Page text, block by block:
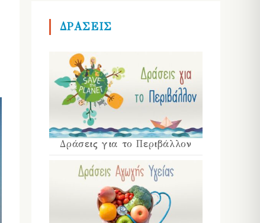
ΔΡΑΣΕΙΣ
Δράσεις για το Περιβάλλον